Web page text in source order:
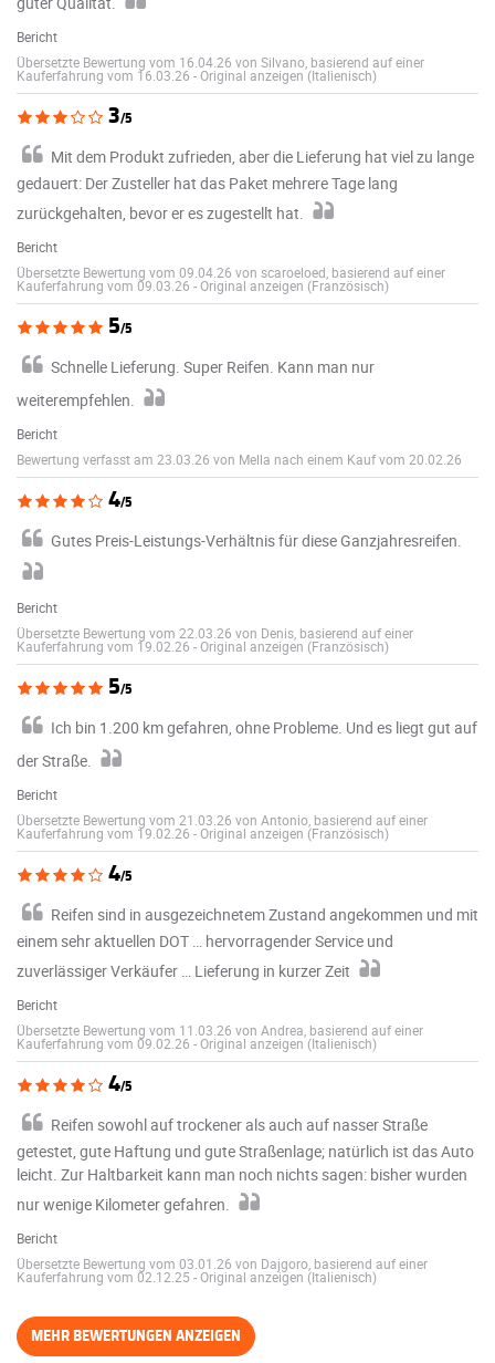
Bericht
Übersetzte Bewertung vom 16.04.26 von Silvano, basierend auf einer
Kauferfahrung vom 16.03.26 -Original anzeigen (Italienisch)
3/5
Mit dem Produkt zufrieden, aber die Lieferung hat viel zu lange
gedauert: Der Zusteller hat das Paket mehrere Tage lang
zurückgehalten, bevor er es zugestellt hat.
Bericht
Übersetzte Bewertung vom 09.04.26 von scaroeloed, basierend auf einer
Kauferfahrung vom 09.03.26 -Original anzeigen (Französisch)
5/5
Schnelle Lieferung. Super Reifen. Kann man nur
weiterempfehlen.
Bericht
Bewertung verfasst am 23.03.26 von Mella nach einem Kauf vom 20.02.26
4/5
Gutes Preis-Leistungs-Verhältnis für diese Ganzjahresreifen.
Bericht
Übersetzte Bewertung vom 22.03.26 von Denis, basierend auf einer
Kauferfahrung vom 19.02.26 -Original anzeigen (Französisch)
5/5
Ich bin 1.200 km gefahren, ohne Probleme. Und es liegt gut auf
der Straße.
Bericht
Übersetzte Bewertung vom 21.03.26 von Antonio, basierend auf einer
Kauferfahrung vom 19.02.26 -Original anzeigen (Französisch)
4/5
Reifen sind in ausgezeichnetem Zustand angekommen und mit
einem sehr aktuellen DOT … hervorragender Service und
zuverlässiger Verkäufer … Lieferung in kurzer Zeit
Bericht
Übersetzte Bewertung vom 11.03.26 von Andrea, basierend auf einer
Kauferfahrung vom 09.02.26 -Original anzeigen (Italienisch)
4/5
Reifen sowohl auf trockener als auch auf nasser Straße
getestet, gute Haftung und gute Straßenlage; natürlich ist das Auto
leicht. Zur Haltbarkeit kann man noch nichts sagen: bisher wurden
nur wenige Kilometer gefahren.
Bericht
Übersetzte Bewertung vom 03.01.26 von Dajgoro, basierend auf einer
Kauferfahrung vom 02.12.25 -Original anzeigen (Italienisch)
MEHR BEWERTUNGEN ANZEIGEN